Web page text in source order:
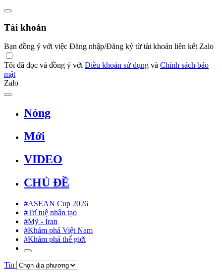
Tài khoản
Bạn đồng ý với việc Đăng nhập/Đăng ký từ tài khoản liên kết Zalo
Tôi đã đọc và đồng ý với Điều khoản sử dụng và Chính sách bảo
mật
Zalo
Nóng
Mới
VIDEO
CHỦ ĐỀ
#ASEAN Cup 2026
#Trí tuệ nhân tạo
#Mỹ - Iran
#Khám phá Việt Nam
#Khám phá thế giới
Tin